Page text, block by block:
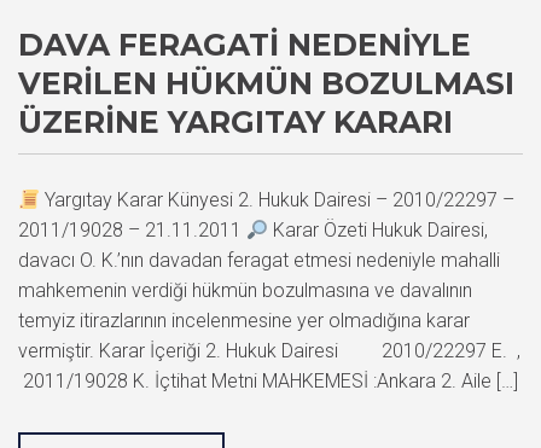
DAVA FERAGATI NEDENIYLE
VERILEN HÜKMÜN BOZULMASI
ÜZERINE YARGITAY KARARI
Yargıtay Karar Künyesi 2. Hukuk Dairesi – 2010/22297 –
2011/19028 – 21.11.2011
Karar Özeti Hukuk Dairesi,
davacı O. K.’nın davadan feragat etmesi nedeniyle mahalli
mahkemenin verdiği hükmün bozulmasına ve davalının
temyiz itirazlarının incelenmesine yer olmadığına karar
vermiştir. Karar İçeriği 2. Hukuk Dairesi 2010/22297 E. ,
2011/19028 K. İçtihat Metni MAHKEMESİ :Ankara 2. Aile […]